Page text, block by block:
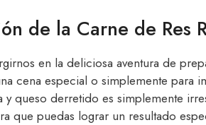
de la Carne de Res
en la deliciosa aventura de
cena especial o simplemente para
y queso derretido es simplemente
que puedas lograr un resultado